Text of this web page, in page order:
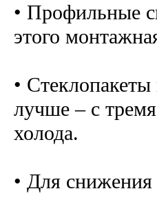
• Профильные
этого
•
лучше – с
холода.
• Для снижения